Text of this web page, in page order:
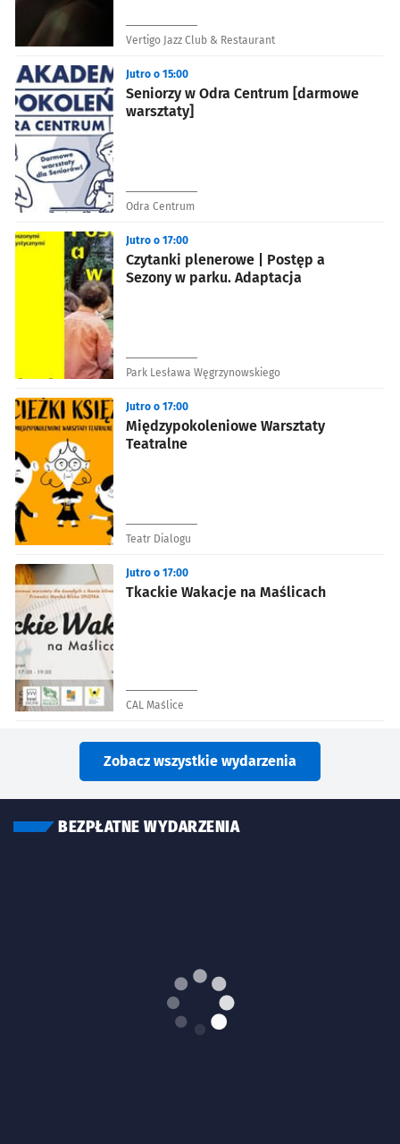
Vertigo Jazz Club & Restaurant
Seniorzy w Odra Centrum [darmowe
warsztaty]
Jutro o 15:00
Odra Centrum
Czytanki plenerowe | Postęp a
Sezony w parku. Adaptacja
Jutro o 17:00
Park Lesława Węgrzynowskiego
Międzypokoleniowe Warsztaty
Teatralne
Jutro o 17:00
Teatr Dialogu
Tkackie Wakacje na Maślicach
Jutro o 17:00
CAL Maślice
Zobacz wszystkie wydarzenia
BEZPŁATNE WYDARZENIA